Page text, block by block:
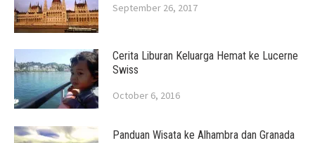
September 26, 2017
Cerita Liburan Keluarga Hemat ke Lucerne
Swiss
October 6, 2016
Panduan Wisata ke Alhambra dan Granada